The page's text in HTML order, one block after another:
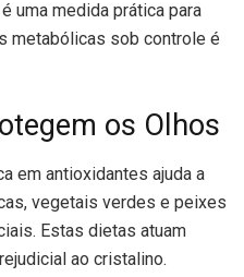
uma medida prática para
metabólicas sob controle é
os Olhos
em antioxidantes ajuda a
vegetais verdes e peixes
Estas dietas atuam
ao cristalino.